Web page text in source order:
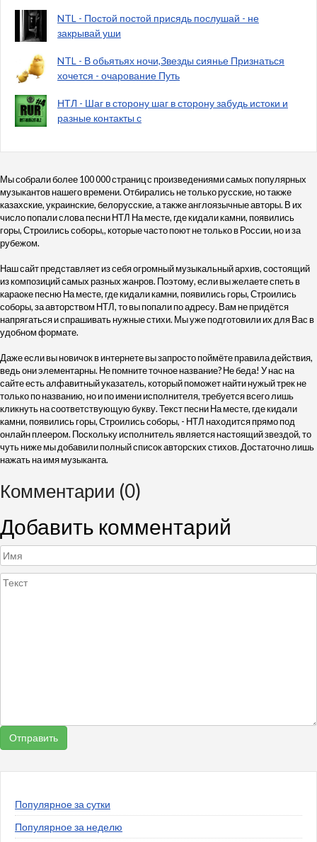
NTL - Постой постой присядь послушай - не
закрывай уши
NTL - В обьятьях ночи,Звезды сиянье Признаться
хочется - очарование Путь
НТЛ - Шаг в сторону шаг в сторону забудь истоки и
разные контакты с
Мы собрали более 100 000 страниц с произведениями самых популярных
музыкантов нашего времени. Отбирались не только русские, но также
казахские, украинские, белорусские, а также англоязычные авторы. В их
число попали слова песни НТЛ На месте, где кидали камни, появились
горы, Строились соборы,, которые часто поют не только в России, но и за
рубежом.
Наш сайт представляет из себя огромный музыкальный архив, состоящий
из композиций самых разных жанров. Поэтому, если вы желаете спеть в
караоке песню На месте, где кидали камни, появились горы, Строились
соборы, за авторством НТЛ, то вы попали по адресу. Вам не придётся
напрягаться и спрашивать нужные стихи. Мы уже подготовили их для Вас в
удобном формате.
Даже если вы новичок в интернете вы запросто поймёте правила действия,
ведь они элементарны. Не помните точное название? Не беда! У нас на
сайте есть алфавитный указатель, который поможет найти нужый трек не
только по названию, но и по имени исполнителя, требуется всего лишь
кликнуть на соответствующую букву. Текст песни На месте, где кидали
камни, появились горы, Строились соборы, - НТЛ находится прямо под
онлайн плеером. Поскольку исполнитель является настоящий звездой, то
чуть ниже мы добавили полный список авторских стихов. Достаточно лишь
нажать на имя музыканта.
Комментарии (0)
Добавить комментарий
Популярное за сутки
Популярное за неделю